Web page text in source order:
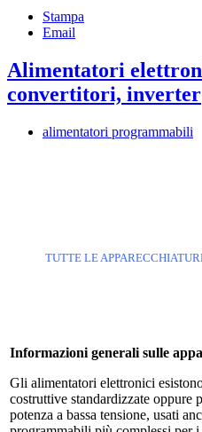
Stampa
Email
Alimentatori
convertitori, inverter
alimentatori programmabili
TUTTE LE
Informazioni generali sulle
Gli alimentatori elettronici
costruttive standardizzate oppure
potenza a bassa tensione, usati